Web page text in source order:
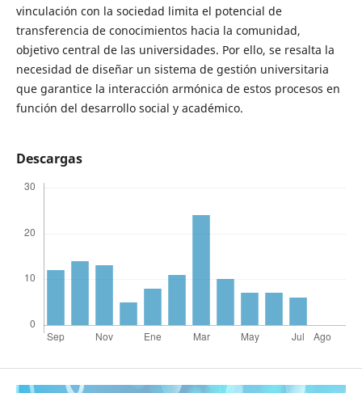
vinculación con la sociedad limita el potencial de
transferencia de conocimientos hacia la comunidad,
objetivo central de las universidades. Por ello, se resalta la
necesidad de diseñar un sistema de gestión universitaria
que garantice la interacción armónica de estos procesos en
función del desarrollo social y académico.
Descargas